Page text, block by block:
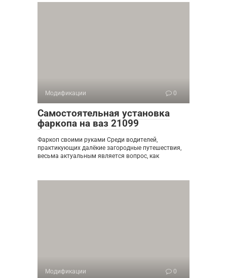
Модификации 0
Самостоятельная установка
фаркопа на ваз 21099
Фаркоп своими руками Среди водителей,
практикующих далёкие загородные путешествия,
весьма актуальным является вопрос, как
Модификации 0